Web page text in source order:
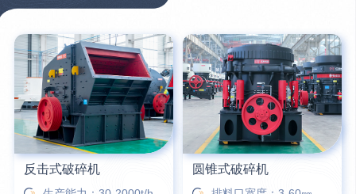
3分钟前 王先生留言：水泥厂熟料能破碎吗？推荐用什么机器？
6分钟前 姚女士留言：这款破碎机一小时产能多大？是用电的还是燃油的？
12分钟前 宋先生留言：50吨左右的制砂机大概什么价位？
16分钟前 柳先生留言：洗石英砂全套设备有哪些？
反击式破碎机 圆锥式破碎机